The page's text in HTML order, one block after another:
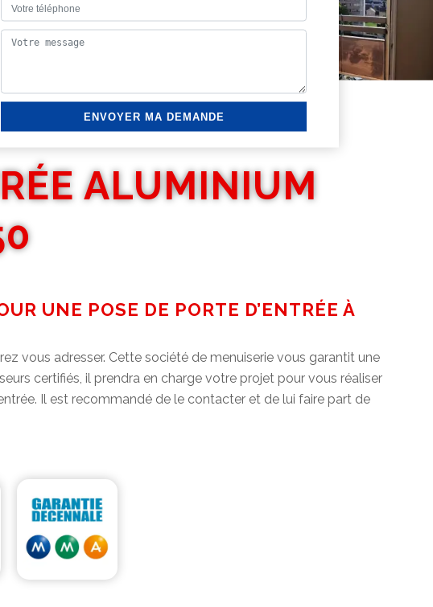
ALUMINIUM
UNE POSE DE PORTE D’ENTRÉE À
vous adresser. Cette société de menuiserie vous garantit une
certifiés, il prendra en charge votre projet pour vous réaliser
Il est recommandé de le contacter et de lui faire part de